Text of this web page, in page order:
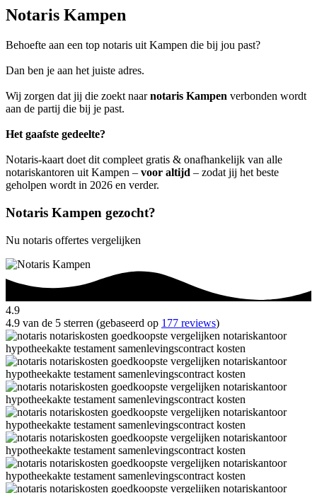
Notaris Kampen
Behoefte aan een top notaris uit Kampen die bij jou past?
Dan ben je aan het juiste adres.
Wij zorgen dat jij die zoekt naarnotaris Kampen verbonden wordt
aan de partij die bij je past.
Het gaafste gedeelte?
Notaris-kaart doet dit compleet gratis & onafhankelijk van alle
notariskantoren uit Kampen – voor altijd – zodat jij het beste
geholpen wordt in 2026 en verder.
Notaris Kampen gezocht?
Nu notaris offertes vergelijken
4.9
4.9 van de 5 sterren (gebaseerd op 177 reviews)